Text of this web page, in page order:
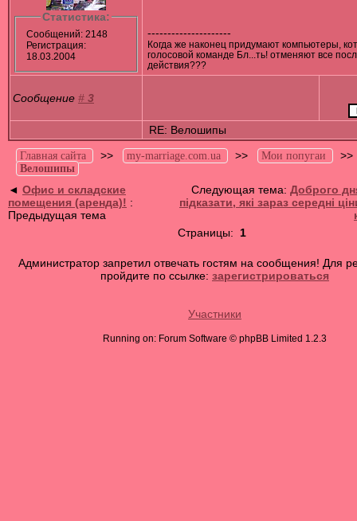
Статистика:
Сообщений: 2148
Регистрация:
18.03.2004
---------------------
Когда же наконец придумают компьютеры,
голосовой команде Бл...ть! отменяют все
действия???
Сообщение # 3
RE: Велошипы
Главная сайта >> my-marriage.com.ua >> Мои попугаи
Велошипы
◄ Офис и складские
помещения (аренда)! :
Предыдущая тема
Следующая тема: Доброго
підказати, які зараз середні
Страницы: 1
Администратор запретил отвечать гостям на сообщения! Для
пройдите по ссылке: зарегистрироваться
Участники
Running on: Forum Software © phpBB Limited 1.2.3